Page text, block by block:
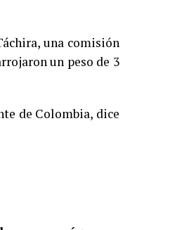
una comisión
un peso de 3
de Colombia, dice